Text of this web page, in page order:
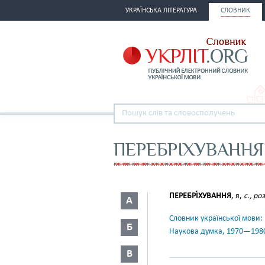
УКРАЇНСЬКА ЛІТЕРАТУРА СЛОВНИК
ПЕРЕБРІХУВАННЯ
А
Б
В
ПЕРЕБРІ́ХУВАННЯ, я, с.,
Словник української
Наукова думка,